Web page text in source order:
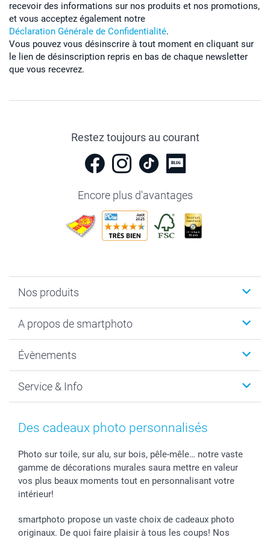
recevoir des informations sur nos produits et nos promotions,
et vous acceptez également notre
Déclaration Générale de Confidentialité.
Vous pouvez vous désinscrire à tout moment en cliquant sur
le lien de désinscription repris en bas de chaque newsletter
que vous recevrez.
Restez toujours au courant
Encore plus d'avantages
Nos produits
Cadeaux photo
MyNameBook
Développement photo & Tirage photo
Cadres photo & accessoires déco
Stickers & Etiquettes
Chèque Cadeau
A propos de smartphoto
Durabilité
Gestion des cookies
Mentions Légales
Affiliation
Investor Relations
B2B smartbusiness
Évènements
Nouvel An
Fête des Mères
Confirmation ou communion
Mariage
Fête d'anniversaire
Tous les évènements
Service & Info
Tarifs et frais de livraison
Livraison en 48 heures
Modes de Paiement
Identifiez-vous
Statut de ma commande
smarfriends
Des cadeaux photo personnalisés
Photo sur toile, sur alu, sur bois, pêle-mêle… notre vaste
gamme de décorations murales saura mettre en valeur
vos plus beaux moments tout en personnalisant votre
intérieur!
smartphoto propose un vaste choix de cadeaux photo
originaux. De quoi faire plaisir à tous les coups! Nos